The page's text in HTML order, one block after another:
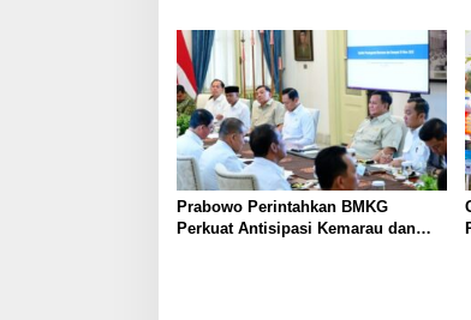
Bersama LKLH FH UHAMKA
Prabowo Perintahkan BMKG
Perkuat Antisipasi Kemarau dan